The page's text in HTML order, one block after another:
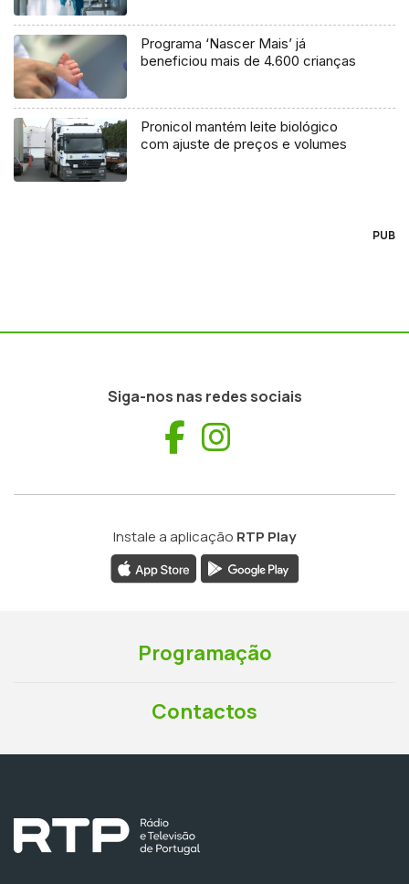
Programa ‘Nascer Mais’ já
beneficiou mais de 4.600 crianças
Pronicol mantém leite biológico
com ajuste de preços e volumes
PUB
Siga-nos nas redes sociais
Facebook
Instale a aplicação RTP Play
Programação
Contactos